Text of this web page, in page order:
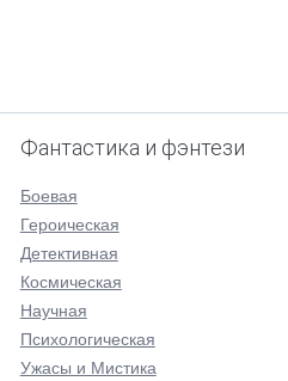
Фантастика и фэнтези
Боевая
Героическая
Детективная
Космическая
Научная
Психологическая
Ужасы и Мистика